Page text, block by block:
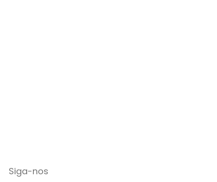
Siga-nos